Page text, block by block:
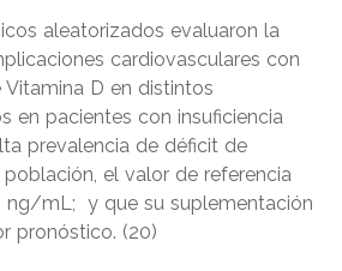
aleatorizados evaluaron la
cardiovasculares con
D en distintos
en pacientes con insuficiencia
prevalencia de déficit de
el valor de referencia
ng/mL; y que su suplementación
pronóstico. (20)